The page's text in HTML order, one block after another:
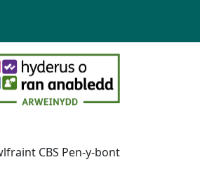
CBS Pen-y-bont